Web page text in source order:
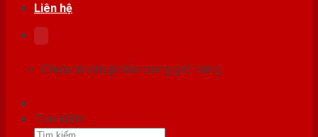
Liên hệ
Chưa có sản phẩm trong giỏ hàng.
Tìm kiếm: